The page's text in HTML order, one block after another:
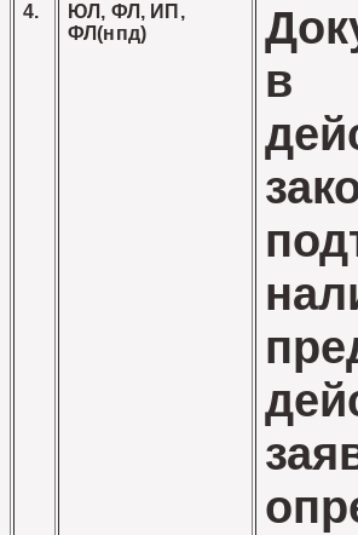
4.
ЮЛ, ФЛ, ИП,
ФЛ(нпд)
в